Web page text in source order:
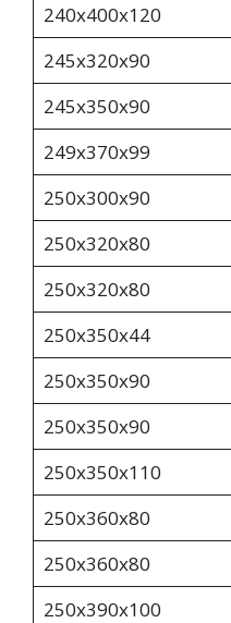
240x400x120
245х320х90
245x350x90
249x370x99
250x300x90
250х320х80
250х320х80
250х350х44
250х350х90
250х350х90
250х350х110
250х360х80
250х360х80
250х390х100